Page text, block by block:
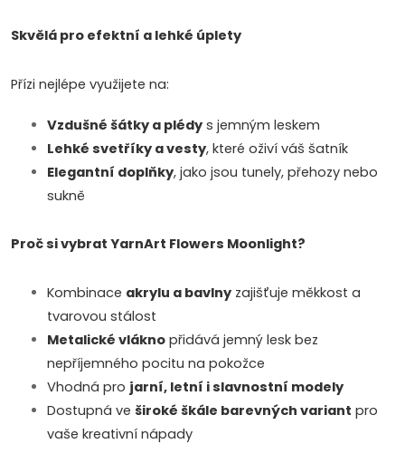
p
i
Skvělá pro efektní a lehké úplety
Přízi nejlépe využijete na:
Vzdušné šátky a plédy s jemným leskem
Lehké svetříky a vesty, které oživí váš šatník
Elegantní doplňky, jako jsou tunely, přehozy nebo
sukně
Proč si vybrat YarnArt Flowers Moonlight?
Kombinace akrylu a bavlny zajišťuje měkkost a
tvarovou stálost
Metalické vlákno přidává jemný lesk bez
nepříjemného pocitu na pokožce
Vhodná pro jarní, letní i slavnostní modely
Dostupná ve široké škále barevných variant pro
vaše kreativní nápady